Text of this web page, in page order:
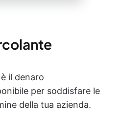
è il denaro
per soddisfare le
della tua azienda.